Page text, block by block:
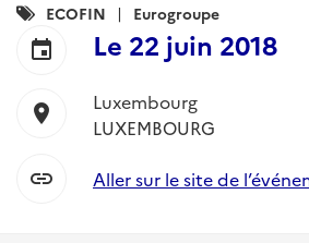
Catégories
:
ECOFIN Eurogroupe
event Le 22 juin 2018
location_on
Luxembourg
LUXEMBOURG
link Aller sur le site de